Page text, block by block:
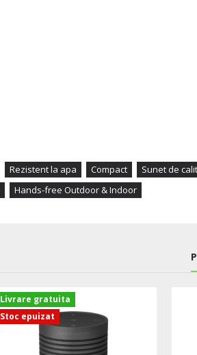
Rezistent la apa Compact Sunet de
Hands-free Outdoor & Indoor
Livrare gratuita
Stoc epuizat